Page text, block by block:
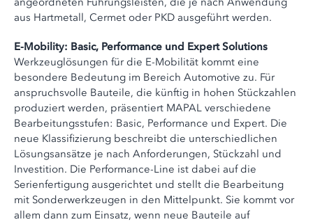
aus Hartmetall, Cermet oder PKD ausgeführt werden.
E-Mobility: Basic, Performance und Expert Solutions
Werkzeuglösungen für die E-Mobilität kommt eine
besondere Bedeutung im Bereich Automotive zu. Für
anspruchsvolle Bauteile, die künftig in hohen Stückzahlen
produziert werden, präsentiert MAPAL verschiedene
Bearbeitungsstufen: Basic, Performance und Expert. Die
neue Klassifizierung beschreibt die unterschiedlichen
Lösungsansätze je nach Anforderungen, Stückzahl und
Investition. Die Performance-Line ist dabei auf die
Serienfertigung ausgerichtet und stellt die Bearbeitung
mit Sonderwerkzeugen in den Mittelpunkt. Sie kommt vor
allem dann zum Einsatz, wenn neue Bauteile auf